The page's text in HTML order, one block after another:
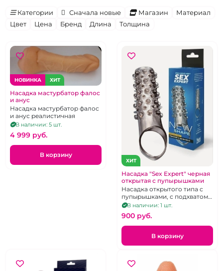
Категории Сначала новые Магазин
Материал
Цвет
Цена Бренд Длина Толщина
НОВИНКА ХИТ
Насадка мастурбатор фалос
и анус
Насадка мастурбатор фалос
и анус реалистичная
В наличии: 5 шт.
4 999 pуб.
В корзину
ХИТ
Насадка "Sex Expert" черная
открытая с пупырышками
Насадка открытого типа с
пупырышками, с подхватом
для мошонки.
В наличии: 1 шт.
900 pуб.
В корзину